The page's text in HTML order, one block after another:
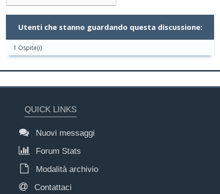
Utenti che stanno guardando questa discussione:
1 Ospite(i)
QUICK LINKS
Nuovi messaggi
Forum Stats
Modalità archivio
Contattaci